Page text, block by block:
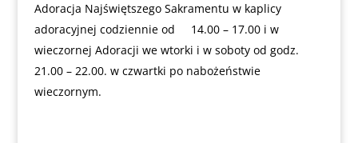
Adoracja Najświętszego Sakramentu w kaplicy
adoracyjnej codziennie od 14.00 – 17.00 i w
wieczornej Adoracji we wtorki i w soboty od godz.
21.00 – 22.00. w czwartki po nabożeństwie
wieczornym.